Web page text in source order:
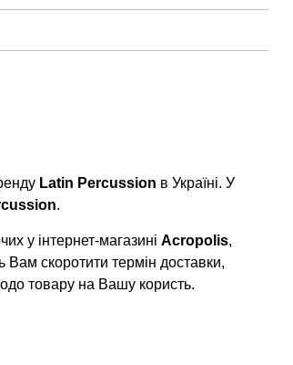
Latin Percussion в Україні. У
.
у інтернет-магазині Acropolis,
скоротити термін доставки,
товару на Вашу користь.